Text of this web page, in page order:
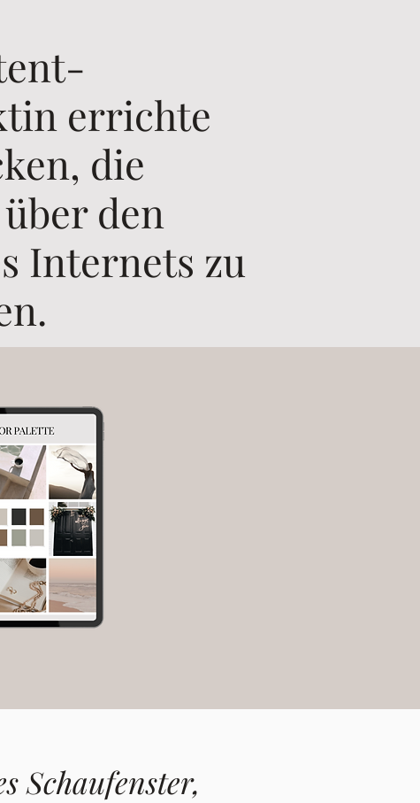
errichte
die
den
Internets zu
Schaufenster,